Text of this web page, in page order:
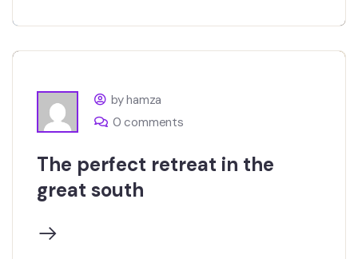
by hamza
0 comments
The perfect retreat in the
great south